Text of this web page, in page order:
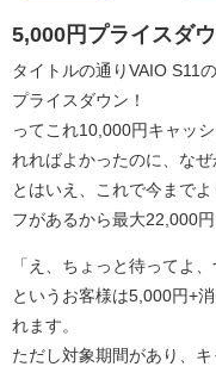
5,000円プライスダ
タイトルの通りVAIO S11
プライスダウン！
ってこれ10,000円キャッ
れればよかったのに、なぜ
とはいえ、これで今まで
フがあるから最大22,000
「え、ちょっと待ってよ
というお客様は5,000円+
れます。
ただし対象期間があり、